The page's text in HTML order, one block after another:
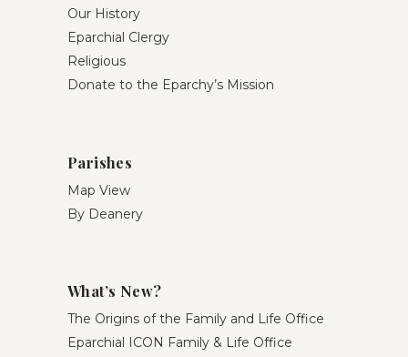
Our History
Eparchial Clergy
Religious
Donate to the Eparchy’s Mission
Parishes
Map View
By Deanery
What’s New?
The Origins of the Family and Life Office
Eparchial ICON Family & Life Office